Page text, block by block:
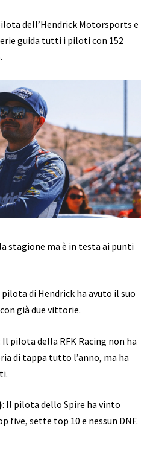
dell’Hendrick Motorsports e
guida tutti i piloti con 152
stagione ma è in testa ai punti
pilota di Hendrick ha avuto il suo
già due vittorie.
Il pilota della RFK Racing non ha
di tappa tutto l’anno, ma ha
: Il pilota dello Spire ha vinto
five, sette top 10 e nessun DNF.